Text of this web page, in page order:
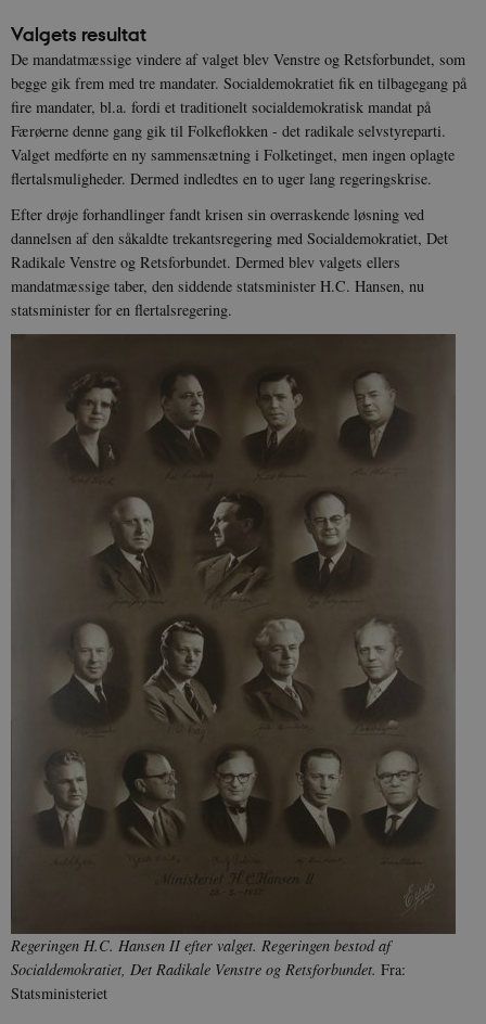
Valgets resultat
De mandatmæssige vindere af valget blev Venstre og Retsforbundet, som
begge gik frem med tre mandater. Socialdemokratiet fik en tilbagegang på
fire mandater, bl.a. fordi et traditionelt socialdemokratisk mandat på
Færøerne denne gang gik til Folkeflokken - det radikale selvstyreparti.
Valget medførte en ny sammensætning i Folketinget, men ingen oplagte
flertalsmuligheder. Dermed indledtes en to uger lang regeringskrise.
Efter drøje forhandlinger fandt krisen sin overraskende løsning ved
dannelsen af den såkaldte trekantsregering med Socialdemokratiet, Det
Radikale Venstre og Retsforbundet. Dermed blev valgets ellers
mandatmæssige taber, den siddende statsminister H.C. Hansen, nu
statsminister for en flertalsregering.
Regeringen H.C. Hansen II efter valget. Regeringen bestod af
Socialdemokratiet, Det Radikale Venstre og Retsforbundet. Fra:
Statsministeriet